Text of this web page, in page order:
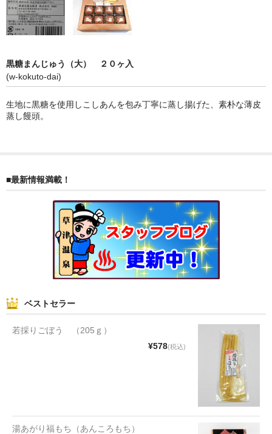
文具
雑貨
ぐんまちゃん
スイーツ
文具
煎餅
黒糖まんじゅう（大） ２０ヶ入
(w-kokuto-dai)
生地に黒糖を使用しこしあんを包み丁寧に蒸し揚げた、素朴な薄皮
蒸し饅頭。
■最新情報満載！
ベストセラー
若採りごぼう （205ｇ）
¥578(税込)
湯あがり福もち（あんころもち）